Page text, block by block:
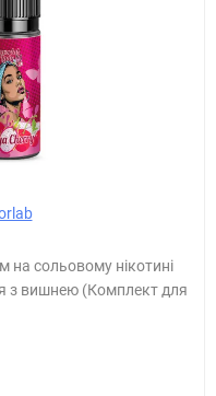
на сольовому нікотині
з вишнею (Комплект для